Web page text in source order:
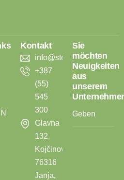
Kontakt
info@stecoline.com
+387
(55)
545
300
Glavna
132,
Kojčinovac,
76316
Janja,
Sie
möchten
Neuigkeiten
aus
unserem